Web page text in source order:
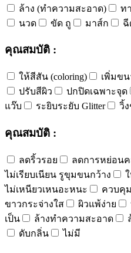
ล้าง (ทำความสะอาด) ท
นวด
ขัด ถู มาส์ก
คุณสมบัติ :
ให้สีสัน (coloring) เพิ่มข
ปรับสีผิว
ปกปิดเฉพาะจุด
แว๊บ
ระยิบระยับ Glitter วิ้ง
คุณสมบัติ :
ลดริ้วรอย ลดการหย่อน
ไม่เรียบเนียน รูขุมขนกว้าง
ไม่เหนียวเหนอะหนะ
ควบคุ
ขาวกระจ่างใส
ผิวแพ้ง่าย
เป็น
ล้างทำความสะอาด
ดับกลิ่น
ไม่มี